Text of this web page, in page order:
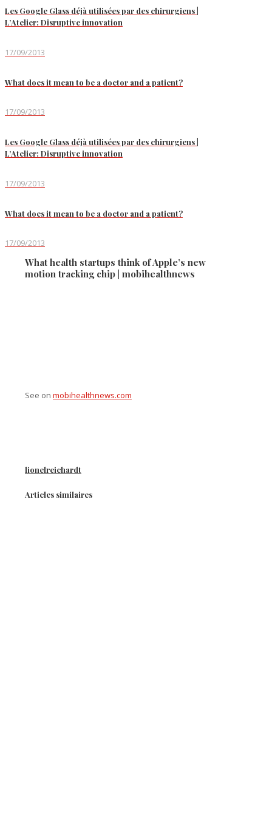
Les Google Glass déjà utilisées par des chirurgiens |
L’Atelier: Disruptive innovation
17/09/2013
What does it mean to be a doctor and a patient?
17/09/2013
Les Google Glass déjà utilisées par des chirurgiens |
L’Atelier: Disruptive innovation
17/09/2013
What does it mean to be a doctor and a patient?
17/09/2013
What health startups think of Apple’s new
motion tracking chip | mobihealthnews
See on mobihealthnews.com
lionelreichardt
Articles similaires